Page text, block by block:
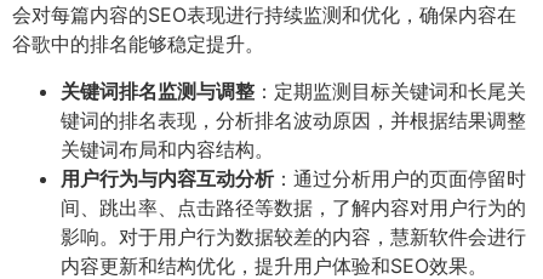
会对每篇内容的SEO表现进行持续监测和优化，确保内容在
谷歌中的排名能够稳定提升。
关键词排名监测与调整 ：定期监测目标关键词和长尾关
键词的排名表现，分析排名波动原因，并根据结果调整
关键词布局和内容结构。
用户行为与内容互动分析：通过分析用户的页面停留时
间、跳出率、点击路径等数据，了解内容对用户行为的
影响。对于用户行为数据较差的内容，慧新软件会进行
内容更新和结构优化，提升用户体验和SEO效果。